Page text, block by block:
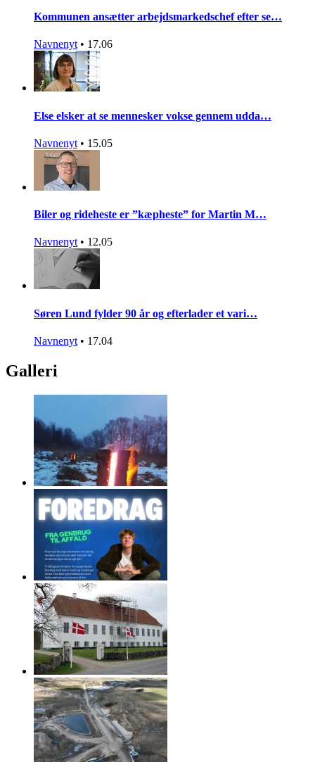
Kommunen ansætter arbejdsmarkedschef efter se…
Navnenyt • 17.06
Else elsker at se mennesker vokse gennem udda…
Navnenyt • 15.05
Biler og rideheste er ”kæpheste” for Martin M…
Navnenyt • 12.05
Søren Lund fylder 90 år og efterlader et vari…
Navnenyt • 17.04
Galleri